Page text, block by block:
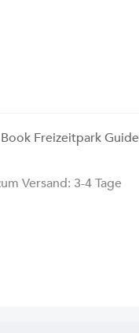
Freizeitpark
Versand: 3-4 Tage